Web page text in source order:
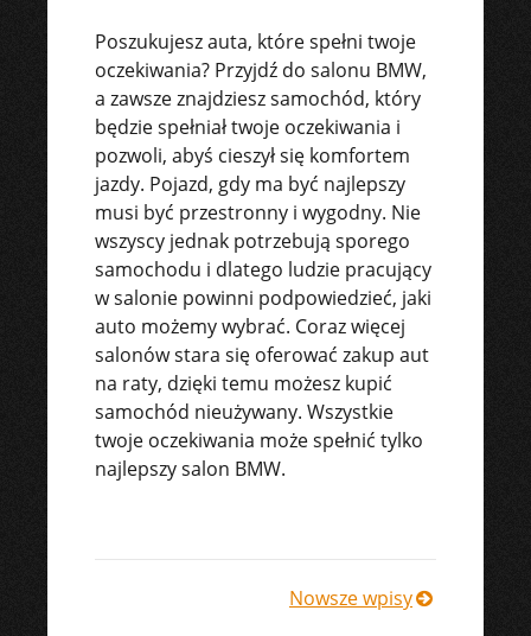
Poszukujesz auta, które spełni twoje
oczekiwania? Przyjdź do salonu BMW,
a zawsze znajdziesz samochód, który
będzie spełniał twoje oczekiwania i
pozwoli, abyś cieszył się komfortem
jazdy. Pojazd, gdy ma być najlepszy
musi być przestronny i wygodny. Nie
wszyscy jednak potrzebują sporego
samochodu i dlatego ludzie pracujący
w salonie powinni podpowiedzieć, jaki
auto możemy wybrać. Coraz więcej
salonów stara się oferować zakup aut
na raty, dzięki temu możesz kupić
samochód nieużywany. Wszystkie
twoje oczekiwania może spełnić tylko
najlepszy salon BMW.
Nowsze wpisy